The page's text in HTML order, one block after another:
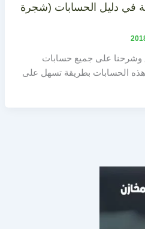
في دليل الحسابات (شجرة
وشرحنا على جميع حسابات
الحسابات بطريقة تسهل على